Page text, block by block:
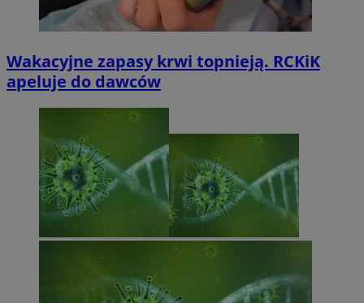
Wakacyjne zapasy krwi topnieją. RCKiK
apeluje do dawców